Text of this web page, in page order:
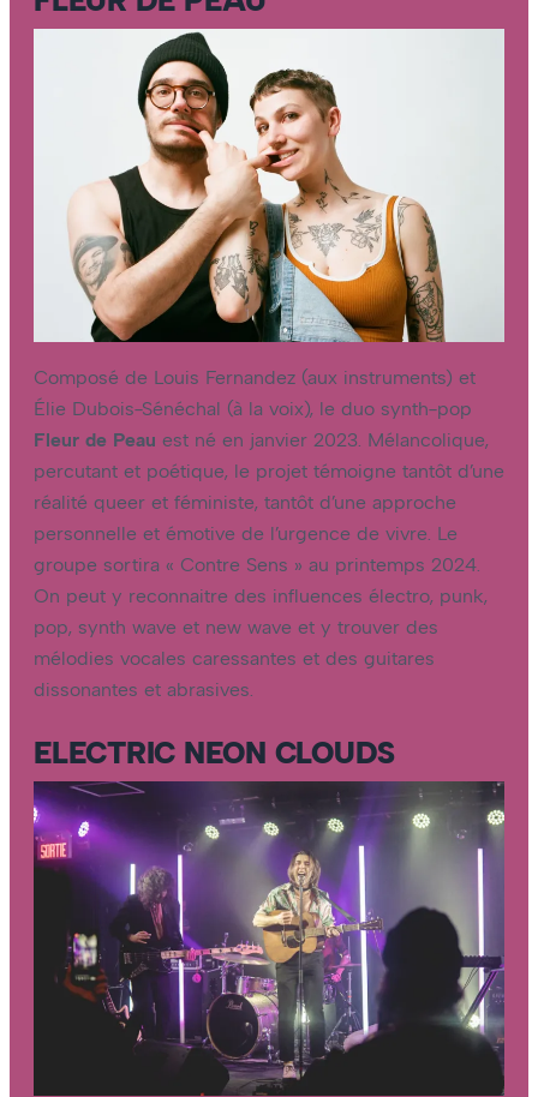
Composé de Louis Fernandez (aux instruments) et
Élie Dubois-Sénéchal (à la voix), le duo synth-pop
Fleur de Peau est né en janvier 2023. Mélancolique,
percutant et poétique, le projet témoigne tantôt d’une
réalité queer et féministe, tantôt d’une approche
personnelle et émotive de l’urgence de vivre. Le
groupe sortira « Contre Sens » au printemps 2024.
On peut y reconnaitre des influences électro, punk,
pop, synth wave et new wave et y trouver des
mélodies vocales caressantes et des guitares
dissonantes et abrasives.
ELECTRIC NEON CLOUDS